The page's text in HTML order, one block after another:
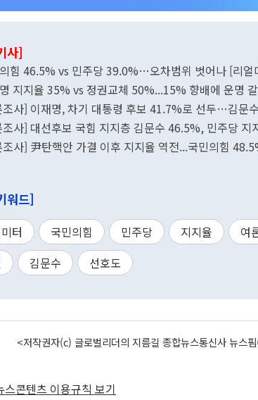
사]
힘 46.5% vs 민주당 39.0%…오차범위 벗어나 [리얼
지지율 35% vs 정권교체 50%...15% 향배에 운명
조사] 이재명, 차기 대통령 후보 41.7%로 선두…김문
사] 대선후보 국힘 지지층 김문수 46.5%, 민주당 지
사] 尹탄핵안 가결 이후 지지율 역전...국민의힘
워드]
터 국민의힘 민주당 지지율 여
김문수 선호도
<저작권자(c) 글로벌리더의 지름길 종합뉴스통신사 뉴
스콘텐츠 이용규칙 보기